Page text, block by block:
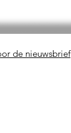
de nieuwsbrief